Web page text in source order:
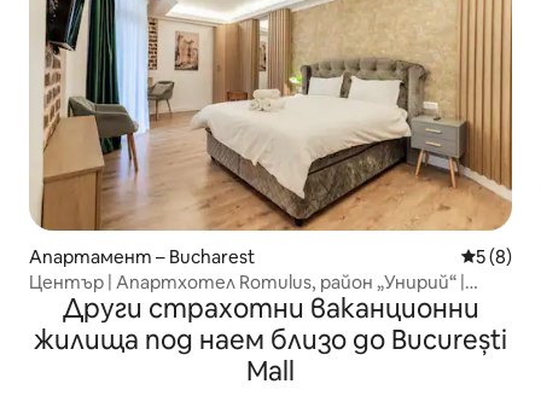
Апартамент – Bucharest Средна
5 (8)
Център | Апартхотел Romulus, район „Унирий“ |
2 спални
Други страхотни ваканционни
жилища под наем близо до București
Mall